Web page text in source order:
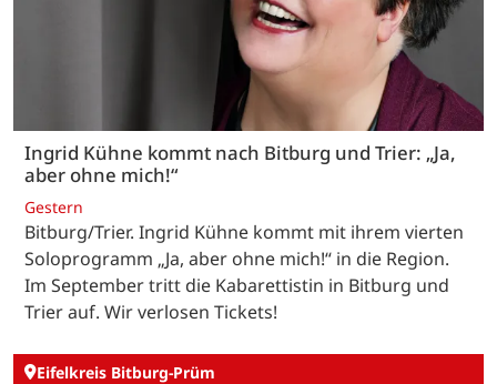
Ingrid Kühne kommt nach Bitburg und Trier: „Ja,
aber ohne mich!“
Gestern
Bitburg/Trier. Ingrid Kühne kommt mit ihrem vierten
Soloprogramm „Ja, aber ohne mich!“ in die Region.
Im September tritt die Kabarettistin in Bitburg und
Trier auf. Wir verlosen Tickets!
Eifelkreis Bitburg-Prüm